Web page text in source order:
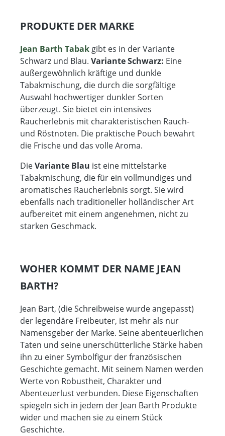
PRODUKTE DER MARKE
Jean Barth Tabak gibt es in der Variante
Schwarz und Blau. Variante Schwarz: Eine
außergewöhnlich kräftige und dunkle
Tabakmischung, die durch die sorgfältige
Auswahl hochwertiger dunkler Sorten
überzeugt. Sie bietet ein intensives
Raucherlebnis mit charakteristischen Rauch-
und Röstnoten. Die praktische Pouch bewahrt
die Frische und das volle Aroma.
DieVariante Blau ist eine mittelstarke
Tabakmischung, die für ein vollmundiges und
aromatisches Raucherlebnis sorgt. Sie wird
ebenfalls nach traditioneller holländischer Art
aufbereitet mit einem angenehmen, nicht zu
starken Geschmack.
WOHER KOMMT DER NAME JEAN
BARTH?
Jean Bart, (die Schreibweise wurde angepasst)
der legendäre Freibeuter, ist mehr als nur
Namensgeber der Marke. Seine abenteuerlichen
Taten und seine unerschütterliche Stärke haben
ihn zu einer Symbolfigur der französischen
Geschichte gemacht. Mit seinem Namen werden
Werte von Robustheit, Charakter und
Abenteuerlust verbunden. Diese Eigenschaften
spiegeln sich in jedem der Jean Barth Produkte
wider und machen sie zu einem Stück
Geschichte.